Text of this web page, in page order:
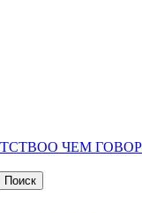
О ЧЕМ